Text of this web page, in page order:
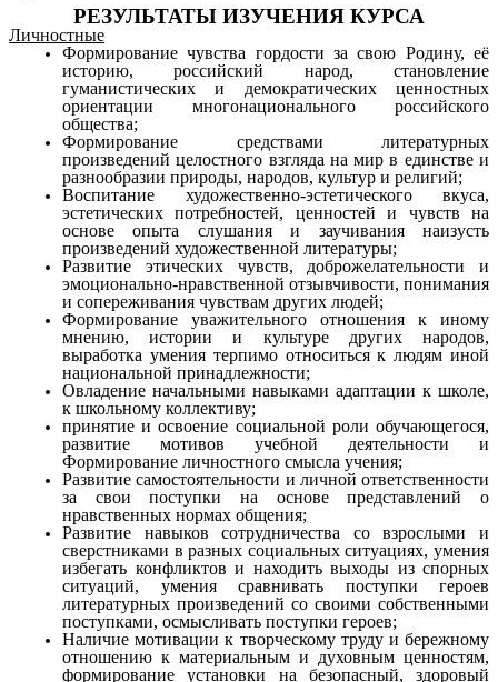
РЕЗУЛЬТАТЫ ИЗУЧЕНИЯ КУРСА
Личностные
Формирование чувства гордости за свою Родину, её
историю, российский народ, становление
гуманистических и демократических ценностных
ориентации многонационального российского
общества;
Формирование средствами литературных
произведений целостного взгляда на мир в единстве и
разнообразии природы, народов, культур и религий;
Воспитание художественно-эстетического вкуса,
эстетических потребностей, ценностей и чувств на
основе опыта слушания и заучивания наизусть
произведений художественной литературы;
Развитие этических чувств, доброжелательности и
эмоционально-нравственной отзывчивости, понимания
и сопереживания чувствам других людей;
Формирование уважительного отношения к иному
мнению, истории и культуре других народов,
выработка умения терпимо относиться к людям иной
национальной принадлежности;
Овладение начальными навыками адаптации к школе,
к школьному коллективу;
принятие и освоение социальной роли обучающегося,
развитие мотивов учебной деятельности и
Формирование личностного смысла учения;
Развитие самостоятельности и личной ответственности
за свои поступки на основе представлений о
нравственных нормах общения;
Развитие навыков сотрудничества со взрослыми и
сверстниками в разных социальных ситуациях, умения
избегать конфликтов и находить выходы из спорных
ситуаций, умения сравнивать поступки героев
литературных произведений со своими собственными
поступками, осмысливать поступки героев;
Наличие мотивации к творческому труду и бережному
отношению к материальным и духовным ценностям,
формирование установки на безопасный, здоровый